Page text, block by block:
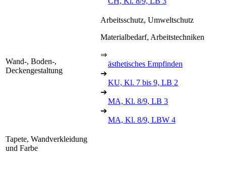
Wand-, Boden-,
Deckengestaltung
Arbeitsschutz, Umweltschutz
Materialbedarf, Arbeitstechniken
⇒
ästhetisches Empfinden
➔
KU, Kl. 7 bis 9, LB 2
➔
MA, Kl. 8/9, LB 3
➔
MA, Kl. 8/9, LBW 4
Tapete, Wandverkleidung
und Farbe